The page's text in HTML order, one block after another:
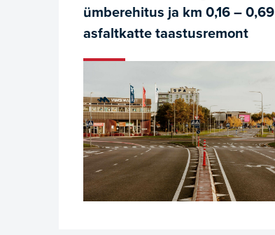
ümberehitus ja km 0,16 – 0,69
asfaltkatte taastusremont